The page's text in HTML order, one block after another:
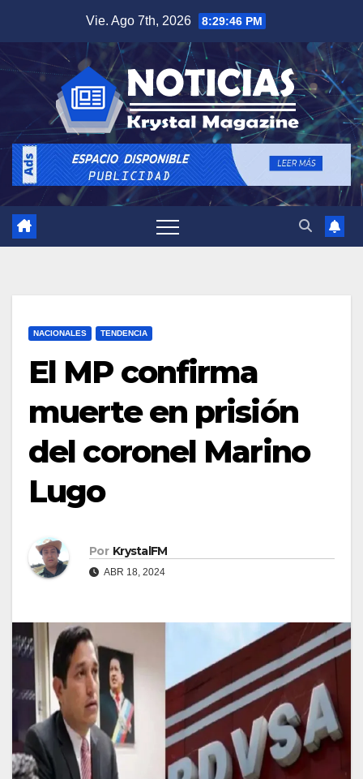
contenido
Vie. Ago 7th, 2026 8:29:47 PM
NACIONALES TENDENCIA
El MP confirma
muerte en prisión
del coronel Marino
Lugo
Por KrystalFM
ABR 18, 2024